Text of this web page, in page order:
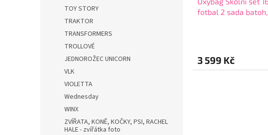
TOY STORY
TRAKTOR
TRANSFORMERS
TROLLOVÉ
JEDNOROŽEC UNICORN
VLK
VIOLETTA
Wednesday
WINX
ZVÍŘATA, KONĚ, KOČKY, PSI, RACHEL
HALE - zvířátka foto
fotbal 2 sada
je
5,0
3 599 Kč